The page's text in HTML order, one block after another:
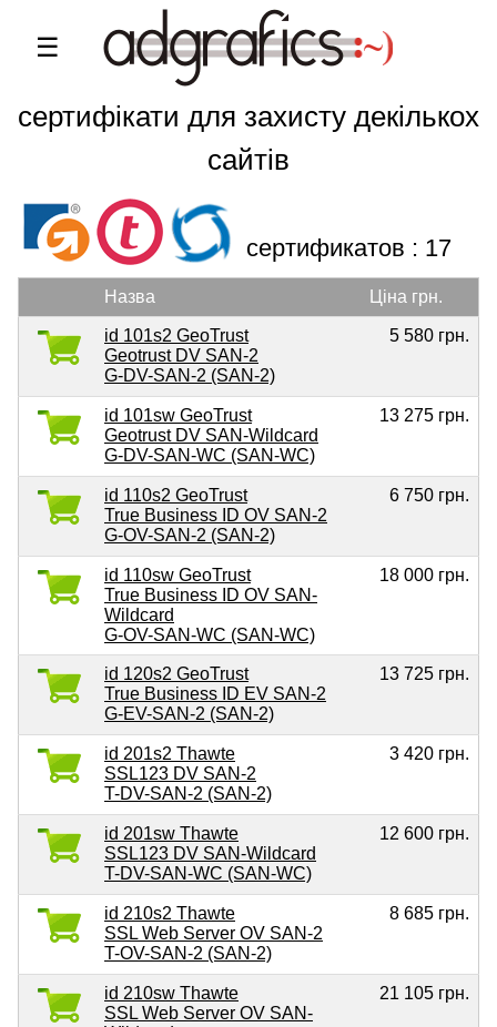
☰
DV, OV, EV SAN MultiDomain SSL
сертифікати для захисту декількох
сайтів
сертификатов : 17
Назва Ціна грн.
id 101s2 GeoTrust
Geotrust DV SAN-2
G-DV-SAN-2 (SAN-2)
5 580 грн.
id 101sw GeoTrust
Geotrust DV SAN-Wildcard
G-DV-SAN-WC (SAN-WC)
13 275 грн.
id 110s2 GeoTrust
True Business ID OV SAN-2
G-OV-SAN-2 (SAN-2)
6 750 грн.
id 110sw GeoTrust
True Business ID OV SAN-
Wildcard
G-OV-SAN-WC (SAN-WC)
18 000 грн.
id 120s2 GeoTrust
True Business ID EV SAN-2
G-EV-SAN-2 (SAN-2)
13 725 грн.
id 201s2 Thawte
SSL123 DV SAN-2
T-DV-SAN-2 (SAN-2)
3 420 грн.
id 201sw Thawte
SSL123 DV SAN-Wildcard
T-DV-SAN-WC (SAN-WC)
12 600 грн.
id 210s2 Thawte
SSL Web Server OV SAN-2
T-OV-SAN-2 (SAN-2)
8 685 грн.
id 210sw Thawte
SSL Web Server OV SAN-
21 105 грн.